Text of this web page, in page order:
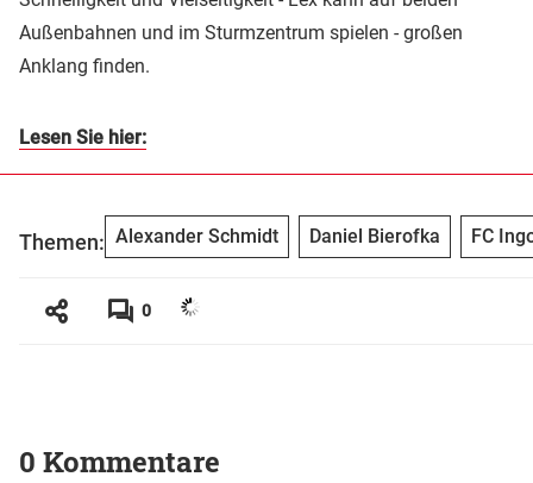
Außenbahnen und im Sturmzentrum spielen - großen
Anklang finden.
Lesen Sie hier:
Themen: Alexander Schmidt Daniel Bierofka FC
0
0 Kommentare